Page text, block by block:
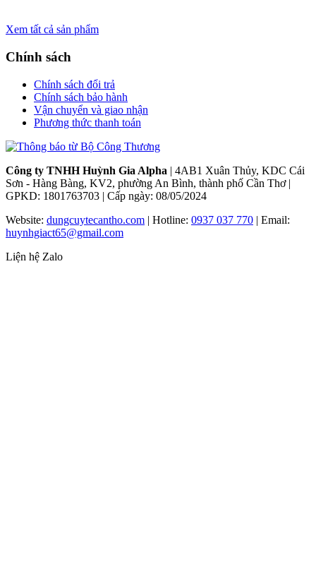
Xem tất cả sản phẩm
Chính sách
Chính sách đổi trả
Chính sách bảo hành
Vận chuyển và giao nhận
Phương thức thanh toán
Công ty TNHH Huỳnh Gia Alpha | 4AB1 Xuân Thủy, KDC Cái
Sơn - Hàng Bàng, KV2, phường An Bình, thành phố Cần Thơ |
GPKD: 1801763703 | Cấp ngày: 08/05/2024
Website: dungcuytecantho.com | Hotline: 0937 037 770 | Email:
huynhgiact65@gmail.com
Liện hệ Zalo